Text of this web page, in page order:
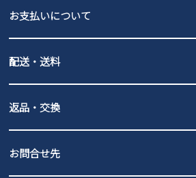
お支払いについて
PayPay（オンライン決済）、代金引換のご
配送・送料
北海道・本州・四国・九州…550円
3,980円（税込）以上お買い上げで送料無料
全国一律…220円（税込）
発送日・送料詳細についてはご利用ガイド
ご利用ください。
返品・交換
の片道無料サービスを実施中！
お問合せ先